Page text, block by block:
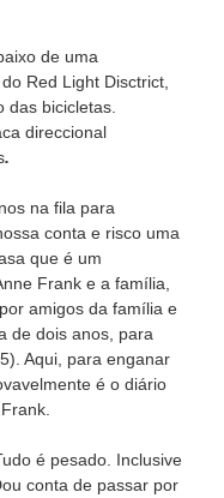
de uma
Red Light Disctrict,
bicicletas.
direccional
.
na fila para
conta e risco uma
que é um
Frank e a família,
amigos da família e
de dois anos, para
Aqui, para enganar
é o diário
é pesado. Inclusive
conta de passar por